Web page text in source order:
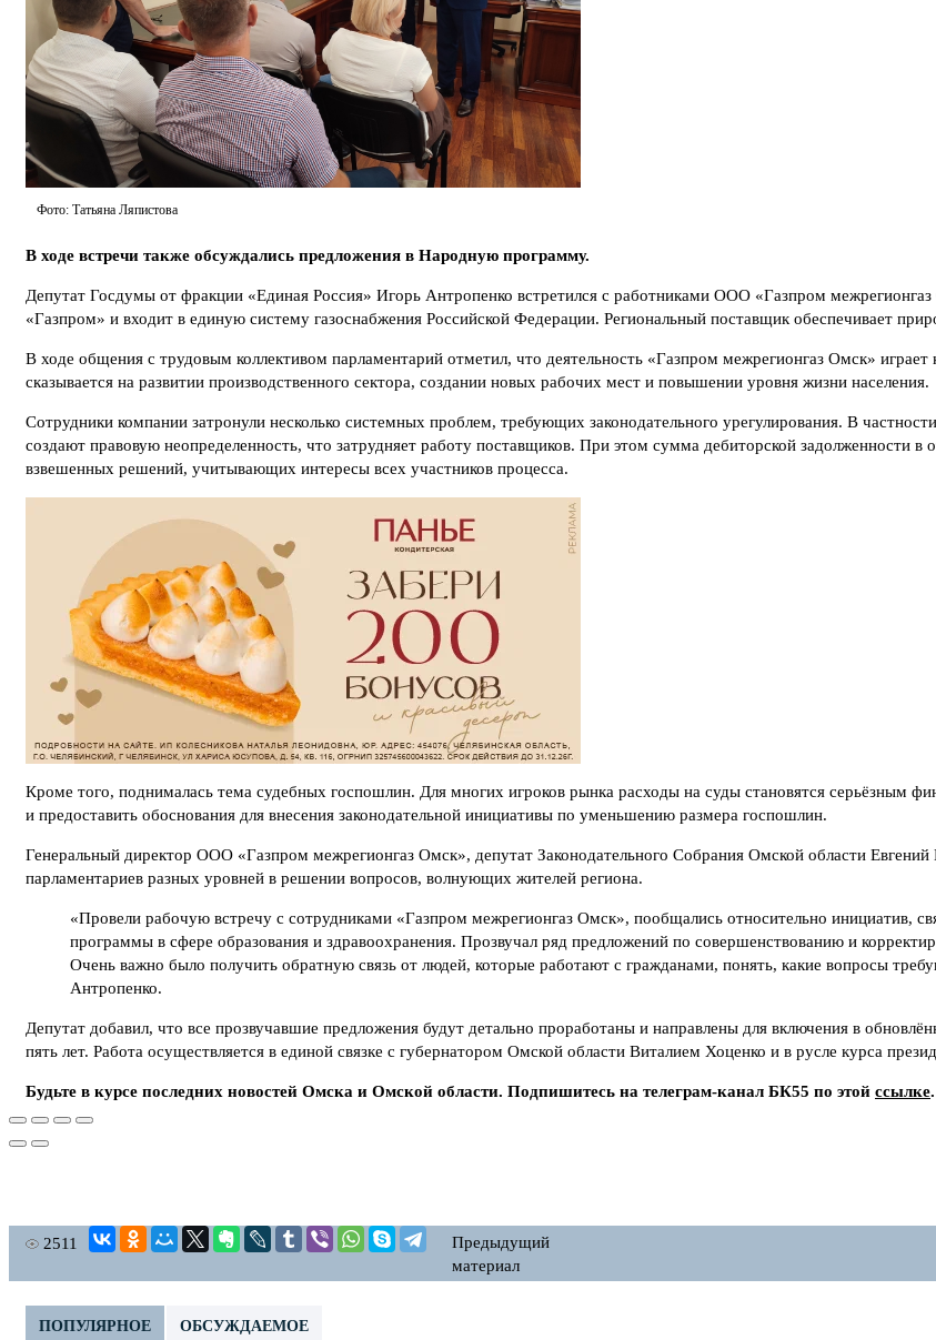
Фото: Татьяна Ляпистова
В ходе встречи также обсуждались предложения в Народную программу.
Депутат Госдумы от фракции «Единая Россия» Игорь Антропенко встретился с работниками ООО «Газпром
«Газпром» и входит в единую систему газоснабжения Российской Федерации. Региональный поставщик обеспечивает
В ходе общения с трудовым коллективом парламентарий отметил, что деятельность «Газпром межрегионгаз Омск»
сказывается на развитии производственного сектора, создании новых рабочих мест и повышении уровня жизни населения.
Сотрудники компании затронули несколько системных проблем, требующих законодательного урегулирования. В
создают правовую неопределенность, что затрудняет работу поставщиков. При этом сумма дебиторской задолженности в
взвешенных решений, учитывающих интересы всех участников процесса.
Кроме того, поднималась тема судебных госпошлин. Для многих игроков рынка расходы на суды становятся серьёзным
и предоставить обоснования для внесения законодательной инициативы по уменьшению размера госпошлин.
Генеральный директор ООО «Газпром межрегионгаз Омск», депутат Законодательного Собрания Омской области
парламентариев разных уровней в решении вопросов, волнующих жителей региона.
«Провели рабочую встречу с сотрудниками «Газпром межрегионгаз Омск», пообщались относительно инициатив,
программы в сфере образования и здравоохранения. Прозвучал ряд предложений по совершенствованию и
Очень важно было получить обратную связь от людей, которые работают с гражданами, понять, какие вопросы
Антропенко.
Депутат добавил, что все прозвучавшие предложения будут детально проработаны и направлены для включения в
пять лет. Работа осуществляется в единой связке с губернатором Омской области Виталием Хоценко и в русле курса
Будьте в курсе последних новостей Омска и Омской области. Подпишитесь на телеграм-канал БК55 по этой ссылке.
2511
Предыдущий
материал
ПОПУЛЯРНОЕ ОБСУЖДАЕМОЕ